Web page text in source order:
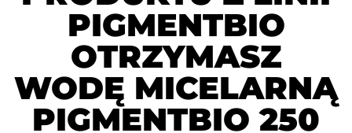
PIGMENTBIO
OTRZYMASZ
WODĘ MICELARNĄ
PIGMENTBIO 250